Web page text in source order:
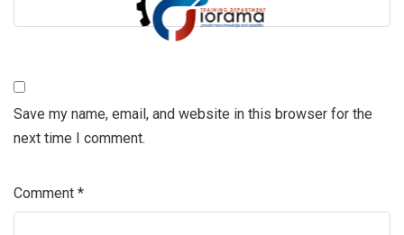
Save my name, email, and website in this browser for the
next time I comment.
Comment *